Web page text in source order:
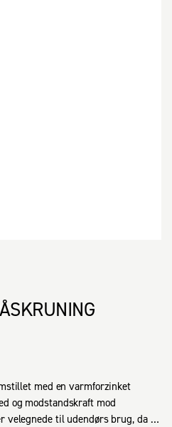
med en varmforzinket
og modstandskraft mod
velegnede til udendørs brug, da de